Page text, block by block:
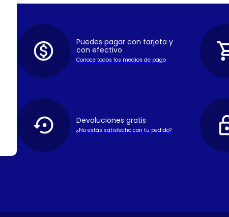
Puedes pagar con tarjeta y
con efectivo
Conoce todos los medios de pago
Devoluciones gratis
¿No estás satisfecho con tu pedido?